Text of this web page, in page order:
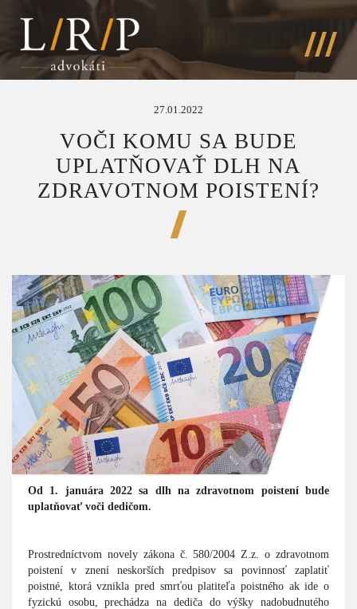
27.01.2022
VOČI KOMU SA BUDE
UPLATŇOVAŤ DLH NA
ZDRAVOTNOM POISTENÍ?
Od 1. januára 2022 sa dlh na zdravotnom poistení bude
uplatňovať voči dedičom.
Prostredníctvom novely zákona č. 580/2004 Z.z. o zdravotnom
poistení v znení neskorších predpisov sa povinnosť zaplatiť
poistné, ktorá vznikla pred smrťou platiteľa poistného ak ide o
fyzickú osobu, prechádza na dediča do výšky nadobudnutého